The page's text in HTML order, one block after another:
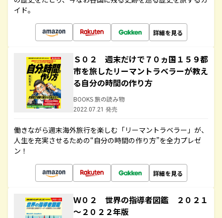
イド。
詳細を見る
Ｓ０２ 週末だけで７０ヵ国１５９都
市を旅したリーマントラベラーが教え
る自分の時間の作り方
BOOKS 旅の読み物
2022.07.21 発売
働きながら週末海外旅行を楽しむ「リーマントラベラー」が、
人生を充実させるための“自分の時間の作り方”を全力プレゼ
ン！
詳細を見る
Ｗ０２ 世界の指導者図鑑 ２０２１
～２０２２年版